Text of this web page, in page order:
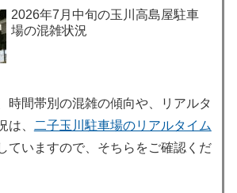
2026年7月中旬の玉川高島屋駐車
場の混雑状況
時間帯別の混雑の傾向や、リアルタ
は、
二子玉川駐車場のリアルタイム
ていますので、そちらをご確認くだ